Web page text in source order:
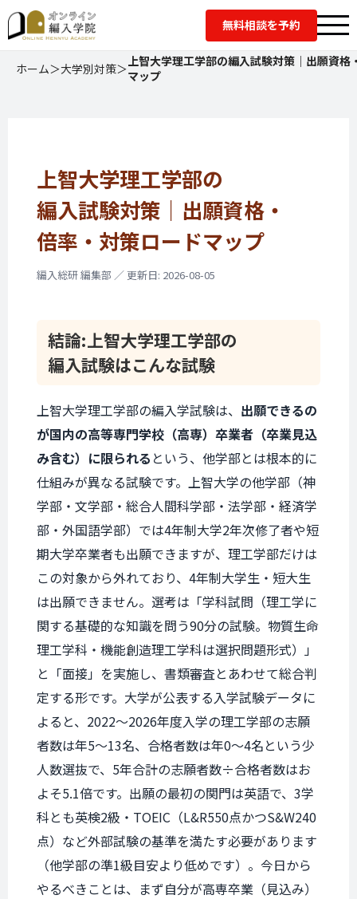
無料相談を予約
ホーム＞大学別対策＞上智大学理工学部の編入試験対策｜出願資格
マップ
上智大学理工学部の
編入試験対策｜ 出願資格・
倍率・ 対策ロードマップ
編入総研 編集部 ／ 更新日: 2026-08-05
結論:上智大学理工学部の
編入試験はこんな試験
上智大学理工学部の編入学試験は、 出願できるの
が国内の高等専門学校（高専）卒業者（卒業見込
み含む）に限られる という、他学部とは根本的に
仕組みが異なる試験です。上智大学の他学部（神
学部・文学部・総合人間科学部・法学部・経済学
部・外国語学部）では4年制大学2年次修了者や短
期大学卒業者も出願できますが、理工学部だけは
この対象から外れており、4年制大学生・短大生
は出願できません。選考は「学科試問（理工学に
関する基礎的な知識を問う90分の試験。物質生命
理工学科・機能創造理工学科は選択問題形式）」
と「面接」を実施し、書類審査とあわせて総合判
定する形です。大学が公表する入学試験データに
よると、2022〜2026年度入学の理工学部の志願
者数は年5〜13名、合格者数は年0〜4名という少
人数選抜で、5年合計の志願者数÷合格者数はお
よそ5.1倍です。出願の最初の関門は英語で、3学
科とも英検2級・TOEIC（L&R550点かつS&W240
点）など外部試験の基準を満たす必要があります
（他学部の準1級目安より低めです）。今日から
やるべきことは、まず自分が高専卒業（見込み）